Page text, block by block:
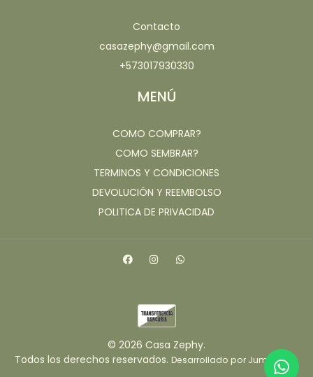
Contacto
casazephy@gmail.com
+573017930330
MENÚ
COMO COMPRAR?
COMO SEMBRAR?
TERMINOS Y CONDICIONES
DEVOLUCIÓN Y REEMBOLSO
POLITICA DE PRIVACIDAD
© 2026 Casa Zephy.
Todos los derechos reservados. Desarrollado por Jumpseller.